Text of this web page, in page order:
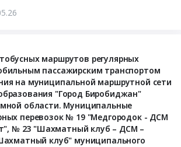
маршрутов регулярных
пассажирским транспортом
на муниципальной маршрутной сети
"Город Биробиджан"
области. Муниципальные
перевозок № 19 "Медгородок - ДСМ
№ 23 "Шахматный клуб – ДСМ –
клуб" муниципального